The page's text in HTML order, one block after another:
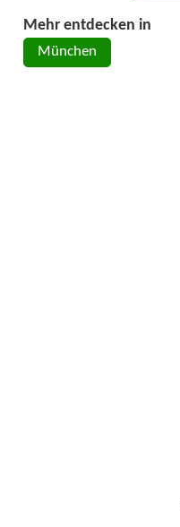
Mehr entdecken in
München